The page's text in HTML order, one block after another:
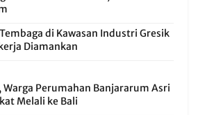
di Kawasan Industri Gresik
Diamankan
Warga Perumahan Banjararum Asri
Melali ke Bali